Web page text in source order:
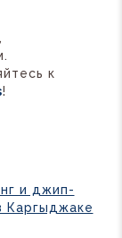
к
!
и джип-
Каргыджаке